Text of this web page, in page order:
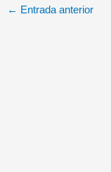
← Entrada anterior